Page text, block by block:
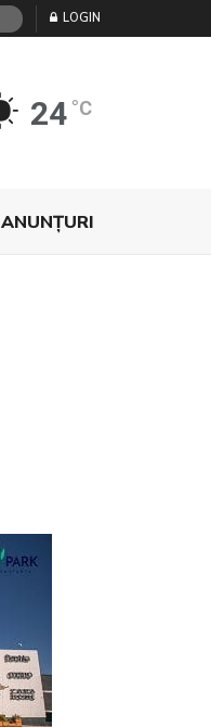
LOGIN
24 °C
ANUNŢURI